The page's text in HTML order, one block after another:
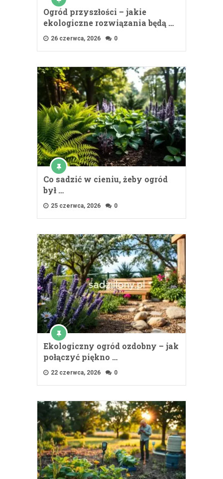
Ogród przyszłości – jakie
ekologiczne rozwiązania będą …
26 czerwca, 2026 0
Co sadzić w cieniu, żeby ogród
był …
25 czerwca, 2026 0
Ekologiczny ogród ozdobny – jak
połączyć piękno …
22 czerwca, 2026 0